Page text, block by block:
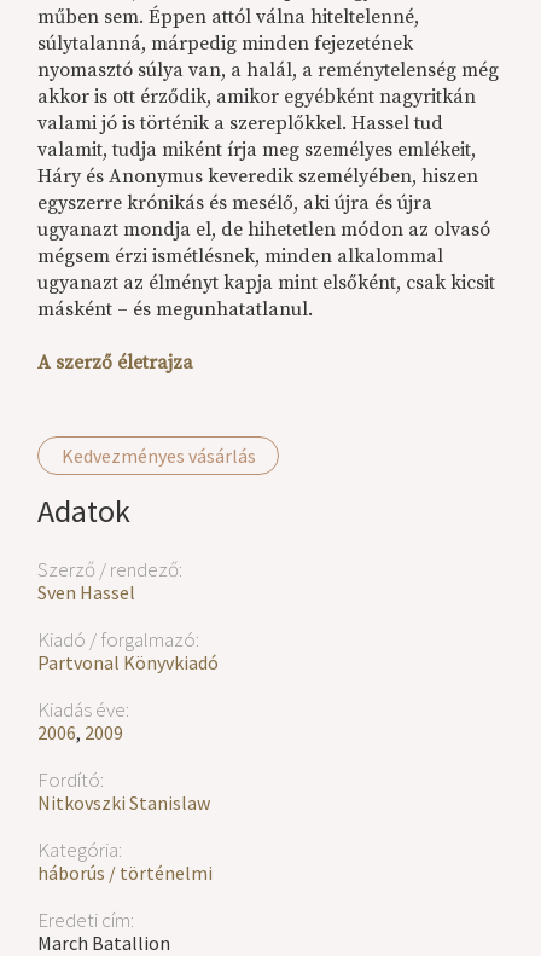
Kedvezményes vásárlás
Adatok
Szerző / rendező:
Sven Hassel
Kiadó / forgalmazó:
Partvonal Könyvkiadó
Kiadás éve:
2006, 2009
Fordító:
Nitkovszki Stanislaw
Kategória:
háborús / történelmi
Eredeti cím:
March Batallion
műben sem. Éppen attól válna hiteltelenné,
súlytalanná, márpedig minden fejezetének
nyomasztó súlya van, a halál, a reménytelenség még
akkor is ott érződik, amikor egyébként nagyritkán
valami jó is történik a szereplőkkel. Hassel tud
valamit, tudja miként írja meg személyes emlékeit,
Háry és Anonymus keveredik személyében, hiszen
egyszerre krónikás és mesélő, aki újra és újra
ugyanazt mondja el, de hihetetlen módon az olvasó
mégsem érzi ismétlésnek, minden alkalommal
ugyanazt az élményt kapja mint elsőként, csak kicsit
másként – és megunhatatlanul.
A szerző életrajza